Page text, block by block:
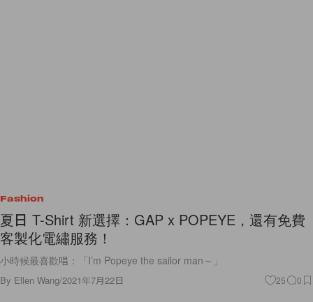
Fashion
夏日 T-Shirt 新選擇：GAP x POPEYE，還有免費
客製化電繡服務！
小時候最喜歡唱：「I’m Popeye the sailor man～」
By Ellen Wang/2021年7月22日 25 0